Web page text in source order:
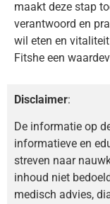
maakt deze stap
verantwoord en
wil eten en
Fitshe een
Disclaimer:
De informatie op
informatieve en
streven naar
inhoud niet
medisch advies,